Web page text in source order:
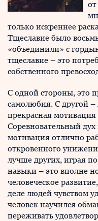
только искреннее
Тщеславие было
«объединили» с
тщеславие – это
собственного
С одной стороны, это
самолюбия. С другой
прекрасная
Соревновательный
мотивация отлично
откровенного
лучше других, играя
навыки – это вполне
человеческое
деле людей чувством
человек научился
переживать